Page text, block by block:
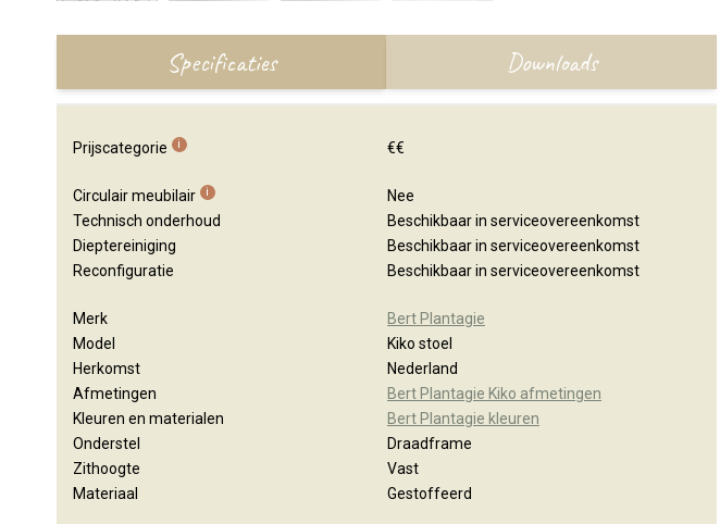
Specificaties Downloads
Prijscategorie i €€
Circulair meubilair i
Nee
Technisch onderhoud
Beschikbaar in serviceovereenkomst
Dieptereiniging
Beschikbaar in serviceovereenkomst
Reconfiguratie
Beschikbaar in serviceovereenkomst
Merk
Bert Plantagie
Model
Kiko stoel
Herkomst
Nederland
Afmetingen
Bert Plantagie Kiko afmetingen
Kleuren en materialen
Bert Plantagie kleuren
Onderstel
Draadframe
Zithoogte
Vast
Materiaal
Gestoffeerd